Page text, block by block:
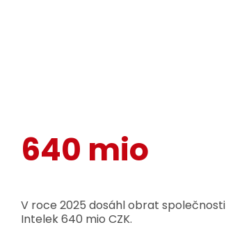
640 mio
V roce 2025 dosáhl obrat společnosti
Intelek 640 mio CZK.